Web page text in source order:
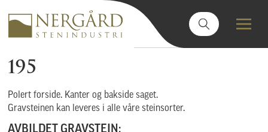
195
Polert forside. Kanter og bakside saget.
Gravsteinen kan leveres i alle våre steinsorter.
AVBILDET GRAVSTEIN: